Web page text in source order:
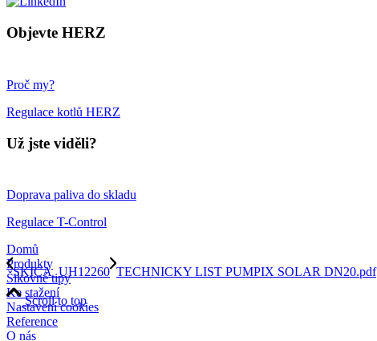
Objevte HERZ
Proč my?
Regulace kotlů HERZ
Už jste viděli?
Doprava paliva do skladu
Regulace T-Control
Domů
Produkty
Šikovné tipy
Ke stažení
Nastavení cookies
Reference
O nás
SKICA_UH12260 TECHNICKY LIST PUMPIX SOLAR DN20.pdf
Scroll to top